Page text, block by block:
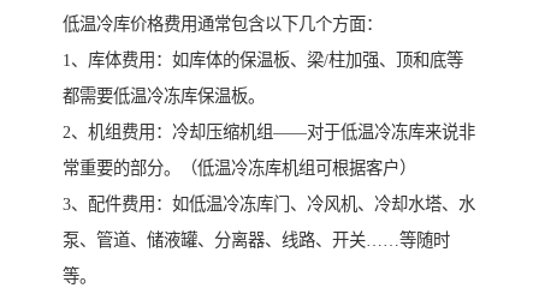
低温冷库价格费用通常包含以下几个方面：
1、库体费用：如库体的保温板、梁/柱加强、顶和底等
都需要低温冷冻库保温板。
2、机组费用：冷却压缩机组——对于低温冷冻库来说非
常重要的部分。（低温冷冻库机组可根据客户）
3、配件费用：如低温冷冻库门、冷风机、冷却水塔、水
泵、管道、储液罐、分离器、线路、开关……等随时
等。